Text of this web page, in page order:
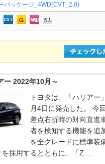
パッケージ_4WD(CVT_2.0)
ー 2022年10月～
トヨタは、「ハリア
月4日に発売した。 今
差点右折時の対向直進
者を検知する機能を追
を全グレードに標準装
採用するとともに、「Z ...